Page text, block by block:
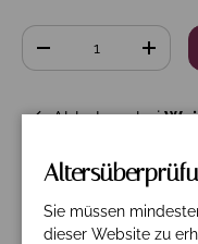
Anzahl
+
Abholung bei
Gewöhnlich fertig in
Sie müssen
dieser Website zu